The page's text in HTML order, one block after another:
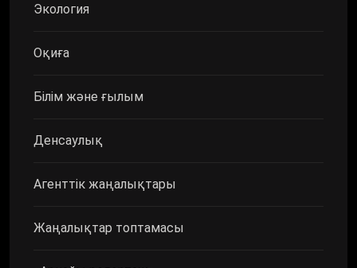
Экология
Оқиға
Білім және ғылым
Денсаулық
Агенттік жаңалықтары
Жаңалықтар топтамасы